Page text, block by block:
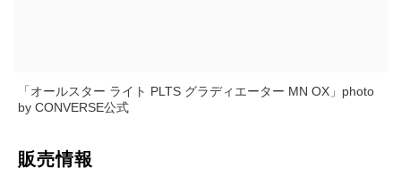
「オールスター ライト PLTS グラディエーター MN OX」photo
by CONVERSE公式
販売情報